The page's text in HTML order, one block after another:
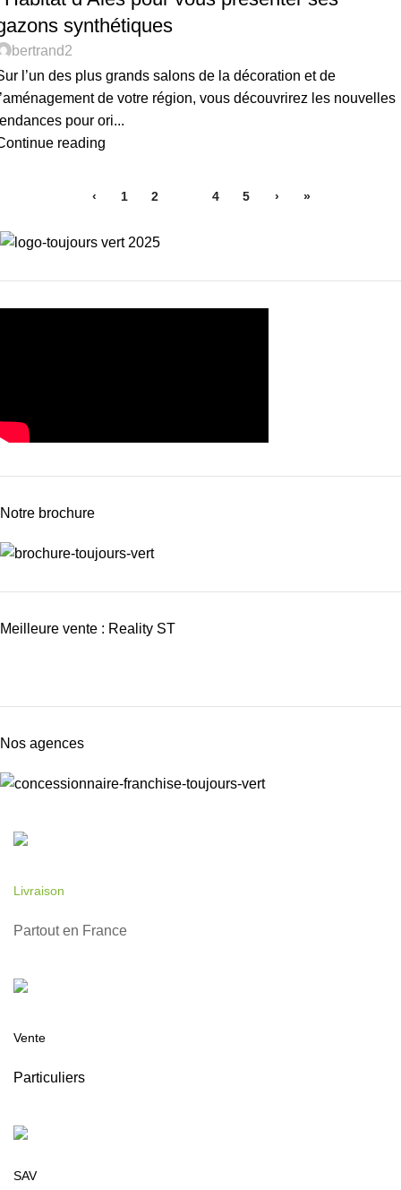
synthétiques
bertrand2
l’un des plus grands salons de la décoration et de
de votre région, vous découvrirez les nouvelles
pour ori...
reading
‹ 1 2 4 5 › »
Notre brochure
Meilleure vente : Reality ST
Nos agences
Livraison
Partout en France
Vente
Particuliers
SAV